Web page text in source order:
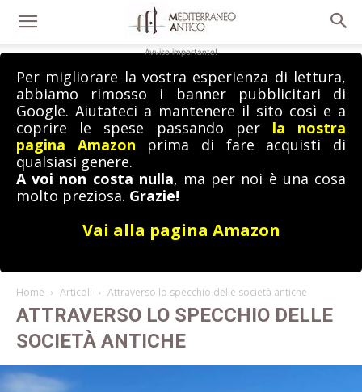
Avviso importante!
Per migliorare la vostra esperienza di lettura,
abbiamo rimosso i banner pubblicitari di
Google. Aiutateci a mantenere il sito così e a
coprire le spese passando per la nostra
pagina Amazon prima di fare acquisti di
qualsiasi genere.
A voi non costa nulla, ma per noi è una cosa
molto preziosa. Grazie!
Vai alla pagina Amazon
Home Articoli Attraverso lo specchio delle società antiche
ATTRAVERSO LO SPECCHIO DELLE
SOCIETÀ ANTICHE